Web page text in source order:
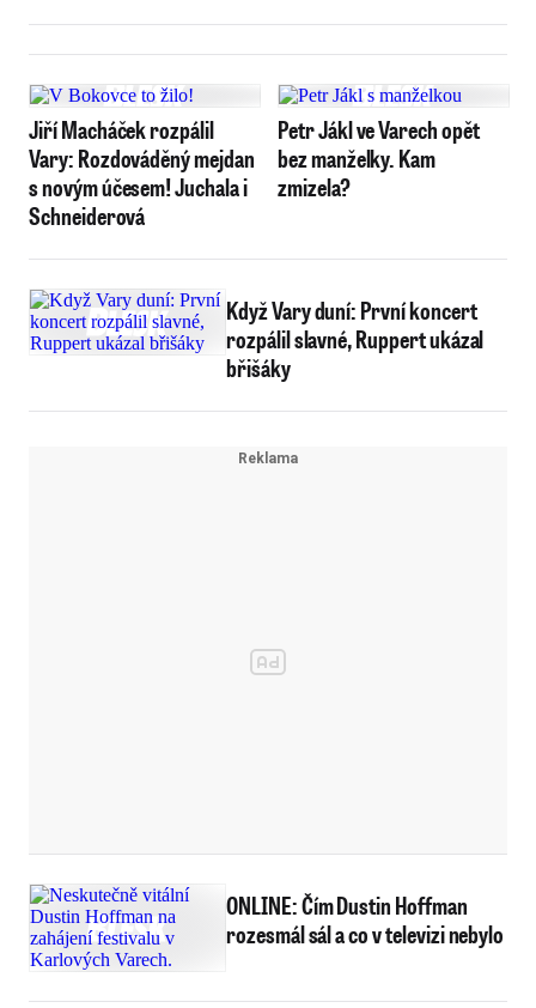
Jiří Macháček rozpálil
Vary: Rozdováděný mejdan
s novým účesem! Juchala i
Schneiderová
Petr Jákl ve Varech opět
bez manželky. Kam
zmizela?
Když Vary duní: První koncert
rozpálil slavné, Ruppert ukázal
břišáky
ONLINE: Čím Dustin Hoffman
rozesmál sál a co v televizi nebylo